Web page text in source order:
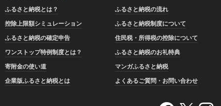
ふるさと納税とは？
ふるさと納税の流れ
控除上限額シミュレーション
ふるさと納税制度について
ふるさと納税の確定申告
住民税・所得税の控除について
ワンストップ特例制度とは？
ふるさと納税のお礼特典
寄附金の使い道
マンガふるさと納税
企業版ふるさと納税とは
よくあるご質問・お問い合わせ